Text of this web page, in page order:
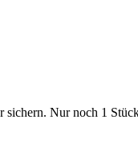
Nur noch 1